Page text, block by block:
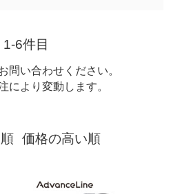
6件目
問い合わせください。
により変動します。
価格の高い順